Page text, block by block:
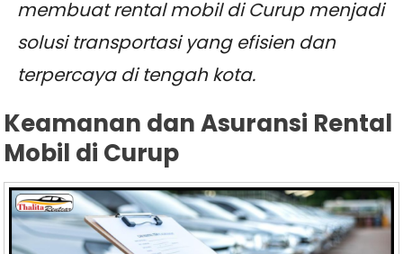
membuat rental mobil di Curup menjadi
solusi transportasi yang efisien dan
terpercaya di tengah kota.
Keamanan dan Asuransi Rental
Mobil di Curup